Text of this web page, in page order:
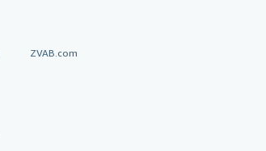
ZVAB.com